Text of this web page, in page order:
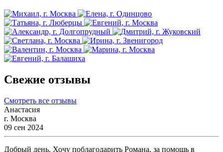
Свежие отзывы
Смотреть все отзывы
Анастасия
г. Москва
09 сен 2024
Добрый день. Хочу поблагодарить Романа, за помощь в